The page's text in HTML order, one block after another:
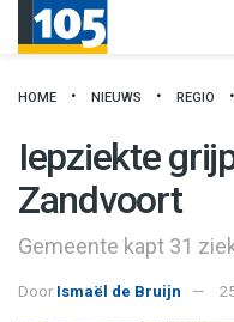
HOME NIEUWS REGIO
Iepziekte
Zandvoort
Gemeente kapt 31
Door Ismaël de Bruijn